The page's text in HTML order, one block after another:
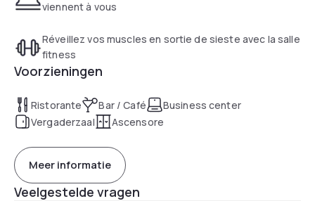
viennent à vous
Réveillez vos muscles en sortie de sieste avec la salle
fitness
Voorzieningen
Ristorante Bar / Café
Business center
Vergaderzaal
Ascensore
Meer informatie
Veelgestelde vragen